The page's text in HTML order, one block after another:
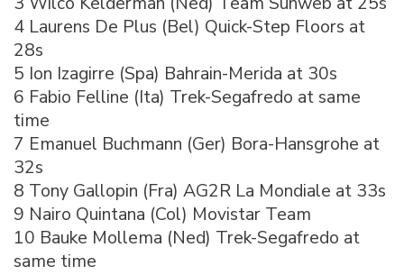
4 Laurens De Plus (Bel) Quick-Step Floors at
28s
5 Ion Izagirre (Spa) Bahrain-Merida at 30s
6 Fabio Felline (Ita) Trek-Segafredo at same
time
7 Emanuel Buchmann (Ger) Bora-Hansgrohe at
32s
8 Tony Gallopin (Fra) AG2R La Mondiale at 33s
9 Nairo Quintana (Col) Movistar Team
10 Bauke Mollema (Ned) Trek-Segafredo at
same time